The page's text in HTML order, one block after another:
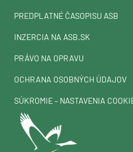
PREDPLATNÉ ČASOPISU ASB
INZERCIA NA ASB.SK
PRÁVO NA OPRAVU
OCHRANA OSOBNÝCH ÚDAJOV
SÚKROMIE – NASTAVENIA